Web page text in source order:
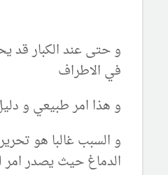
و حتى عند الكبار
في الاطراف
و هذا امر طبيعي و
و السبب غالبا هو
الدماغ حيث يصدر امر